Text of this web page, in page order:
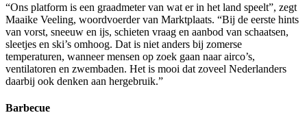
“Ons platform is een graadmeter van wat er in het land speelt”, zegt
Maaike Veeling, woordvoerder van Marktplaats. “Bij de eerste hints
van vorst, sneeuw en ijs, schieten vraag en aanbod van schaatsen,
sleetjes en ski’s omhoog. Dat is niet anders bij zomerse
temperaturen, wanneer mensen op zoek gaan naar airco’s,
ventilatoren en zwembaden. Het is mooi dat zoveel Nederlanders
daarbij ook denken aan hergebruik.”
Barbecue